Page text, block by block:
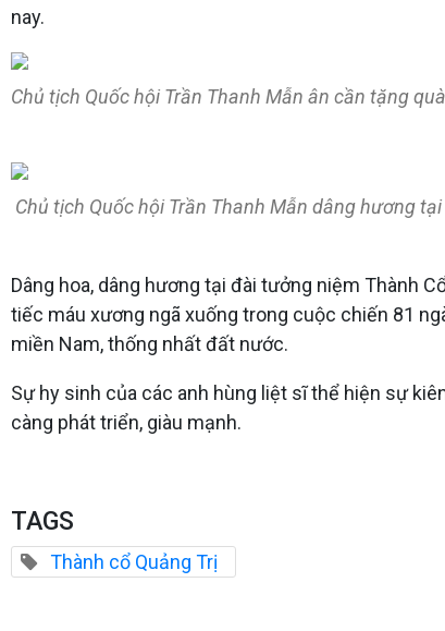
nay.
Chủ tịch Quốc hội Trần Thanh Mẫn ân cần tặng
Chủ tịch Quốc hội Trần Thanh Mẫn dâng hương
Dâng hoa, dâng hương tại đài tưởng niệm Thành
tiếc máu xương ngã xuống trong cuộc chiến 81
miền Nam, thống nhất đất nước.
Sự hy sinh của các anh hùng liệt sĩ thể hiện sự
càng phát triển, giàu mạnh.
TAGS
Thành cổ Quảng Trị